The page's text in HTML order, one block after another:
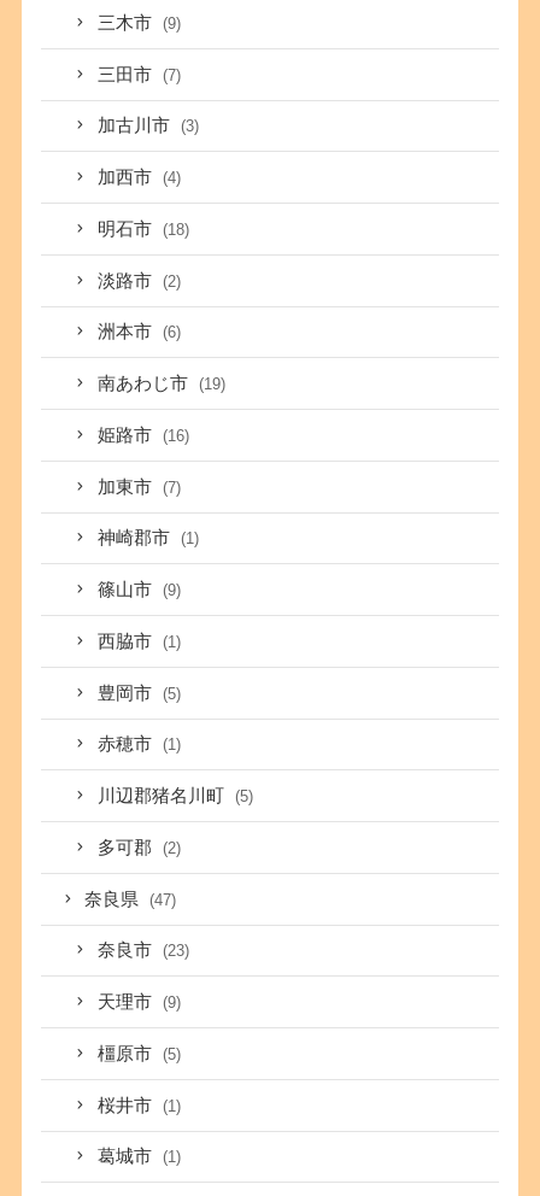
三木市 (9)
三田市 (7)
加古川市 (3)
加西市 (4)
明石市 (18)
淡路市 (2)
洲本市 (6)
南あわじ市 (19)
姫路市 (16)
加東市 (7)
神崎郡市 (1)
篠山市 (9)
西脇市 (1)
豊岡市 (5)
赤穂市 (1)
川辺郡猪名川町 (5)
多可郡 (2)
奈良県 (47)
奈良市 (23)
天理市 (9)
橿原市 (5)
桜井市 (1)
葛城市 (1)